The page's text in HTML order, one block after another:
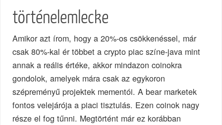
történelemlecke
Amikor azt írom, hogy a 20%-os csökkenéssel, már
csak 80%-kal ér többet a crypto piac színe-java mint
annak a reális értéke, akkor mindazon coinokra
gondolok, amelyek mára csak az egykoron
szépreményű projektek mementói. A bear marketek
fontos velejárója a piaci tisztulás. Ezen coinok nagy
része el fog tűnni. Megtörtént már ez korábban